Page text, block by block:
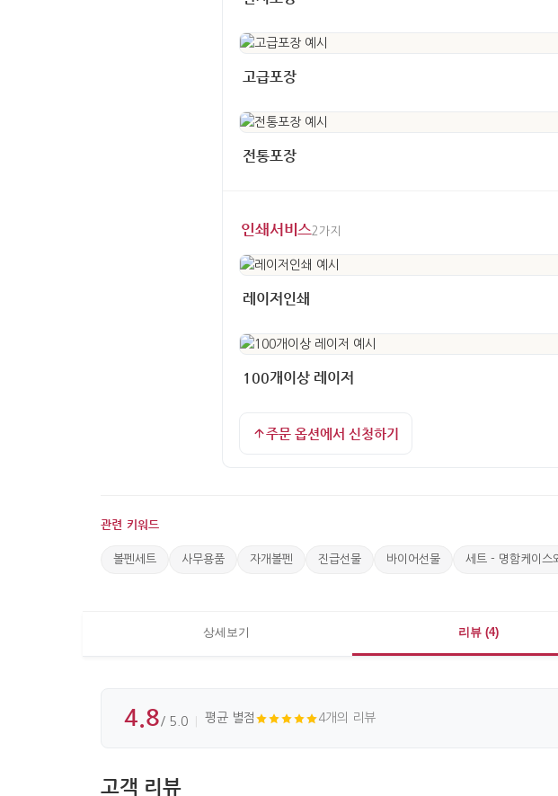
고급포장
전통포장
인쇄서비스2가지
레이저인쇄
100개이상 레이저
주문 옵션에서 신청하기
관련 키워드
볼펜세트 사무용품 자개볼펜 진급선물 바이어선물 세트 - 명함케이스
상세보기 리뷰 (4)
4.8 / 5.0 평균 별점 4개의 리뷰
고객 리뷰